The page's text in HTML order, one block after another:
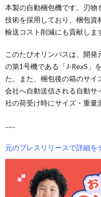
本製の自動梱包機です。刃物
技術を採用しており、梱包資
輸送コスト削減にも貢献しま
このたびオリンパスは、開
の第1号機である「J-RexS」
た。また、梱包後の箱のサ
会社へ自動送信される自動サ
社の荷受け時にサイズ・重量
……
元のプレスリリースで詳細を